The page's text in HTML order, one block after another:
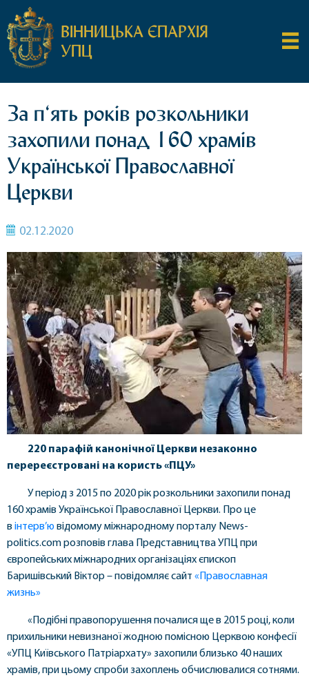
ВІННИЦЬКА ЄПАРХІЯ
УПЦ
За п‘ять років розкольники
захопили понад 160 храмів
Української Православної
Церкви
02.12.2020
220 парафій канонічної Церкви незаконно
перереєстровані на користь «ПЦУ»
У період з 2015 по 2020 рік розкольники захопили понад
160 храмів Української Православної Церкви. Про це
в інтерв’ю відомому міжнародному порталу News-
politics.com розповів глава Представництва УПЦ при
європейських міжнародних організаціях єпископ
Баришівський Віктор – повідомляє сайт «Православная
жизнь»
«Подібні правопорушення почалися ще в 2015 році, коли
прихильники невизнаної жодною помісною Церквою конфесії
«УПЦ Київського Патріархату» захопили близько 40 наших
храмів, при цьому спроби захоплень обчислювалися сотнями.